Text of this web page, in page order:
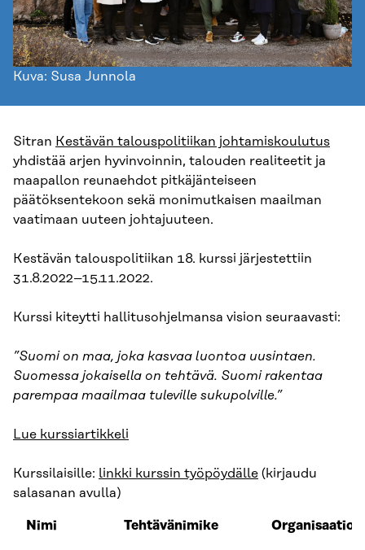
Kuva: Susa Junnola
Sitran Kestävän talouspolitiikan johtamiskoulutus
yhdistää arjen hyvinvoinnin, talouden realiteetit ja
maapallon reunaehdot pitkäjänteiseen
päätöksentekoon sekä monimutkaisen maailman
vaatimaan uuteen johtajuuteen.
Kestävän talouspolitiikan 18. kurssi järjestettiin
31.8.2022–15.11.2022.
Kurssi kiteytti hallitusohjelmansa vision seuraavasti:
”Suomi on maa, joka kasvaa luontoa uusintaen.
Suomessa jokaisella on tehtävä. Suomi rakentaa
parempaa maailmaa tuleville sukupolville.”
Lue kurssiartikkeli
Kurssilaisille: linkki kurssin työpöydälle (kirjaudu
salasanan avulla)
Nimi Tehtävänimike Organisaatio